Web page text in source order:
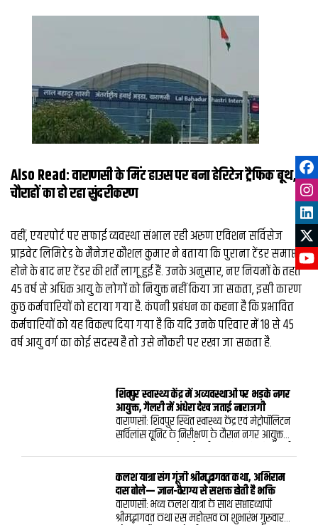
Also Read:वाराणसी के मिंट हाउस पर बना हेरिटेज ट्रैफिक बूथ,
चौराहों का हो रहा सुंदरीकरण
वहीं, एयरपोर्ट पर सफाई व्यवस्था संभाल रही अरुण एविशन सर्विसेज
प्राइवेट लिमिटेड के मैनेजर कौशल कुमार ने बताया कि पुराना टेंडर समाप्त
होने के बाद नए टेंडर की शर्तें लागू हुई हैं. उनके अनुसार, नए नियमों के तहत
45 वर्ष से अधिक आयु के लोगों को नियुक्त नहीं किया जा सकता, इसी कारण
कुछ कर्मचारियों को हटाया गया है. कंपनी प्रबंधन का कहना है कि प्रभावित
कर्मचारियों को यह विकल्प दिया गया है कि यदि उनके परिवार में 18 से 45
वर्ष आयु वर्ग का कोई सदस्य है तो उसे नौकरी पर रखा जा सकता है.
शिवपुर स्वास्थ्य केंद्र में अव्यवस्थाओं पर भड़के नगर
आयुक्त, गैलरी में अंधेरा देख जताई नाराजगी
वाराणसी: शिवपुर स्थित स्वास्थ्य केंद्र एवं मेट्रोपॉलिटन
सर्विलांस यूनिट के निरीक्षण के दौरान नगर आयुक्त
में प्रकाश व्यवस्था नहीं होने और डॉक्टरों के चेंबरों के
बाहर किसी प्रकार का सूचना बोर्ड न होने पर उन्होंने
अधिकारियों को फटकार लगाते हुए तत्काल सुधार के
निर्देश दिए।गुरुवार को किए गए औचक निरीक्षण में
नगर आयुक्त ने पाया कि निर्माण कार्य पूरा होने के
कलश यात्रा संग गूंजी श्रीमद्भागवत कथा, अभिराम
दास बोले— ज्ञान-वैराग्य से सशक्त होती है भक्ति
वाराणसी: भव्य कलश यात्रा के साथ सप्ताहव्यापी
श्रीमद्भागवत कथा रस महोत्सव का शुभारंभ गुरुवार